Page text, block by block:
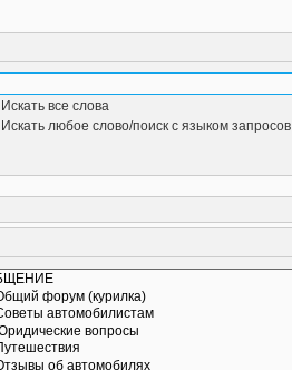
Искать все слова
Искать любое слово/поиск с языком запросов